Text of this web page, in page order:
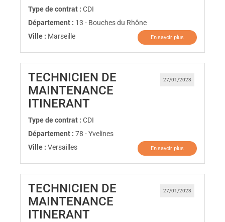
Type de contrat : CDI
Département : 13 - Bouches du Rhône
Ville : Marseille En savoir plus
27/01/2023
TECHNICIEN DE
MAINTENANCE
ITINERANT
Type de contrat : CDI
Département : 78 - Yvelines
Ville : Versailles En savoir plus
27/01/2023
TECHNICIEN DE
MAINTENANCE
ITINERANT